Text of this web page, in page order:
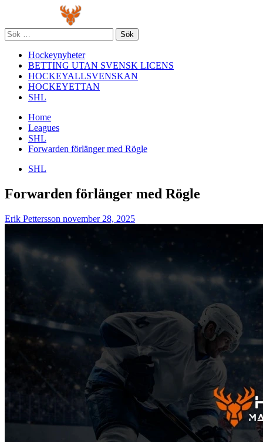
content
Sök
efter:
Hockeynyheter
BETTING UTAN SVENSK LICENS
HOCKEYALLSVENSKAN
HOCKEYETTAN
SHL
Home
Leagues
SHL
Forwarden förlänger med Rögle
SHL
Forwarden förlänger med Rögle
Erik Pettersson november 28, 2025